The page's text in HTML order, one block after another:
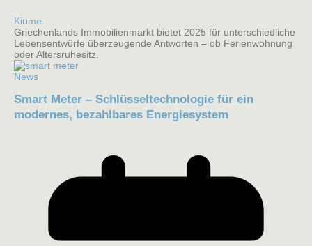
Kiume
Griechenlands Immobilienmarkt bietet 2025 für unterschiedliche
Lebensentwürfe überzeugende Antworten – ob Ferienwohnung
oder Altersruhesitz.
News
Smart Meter – Schlüsseltechnologie für ein
modernes, bezahlbares Energiesystem